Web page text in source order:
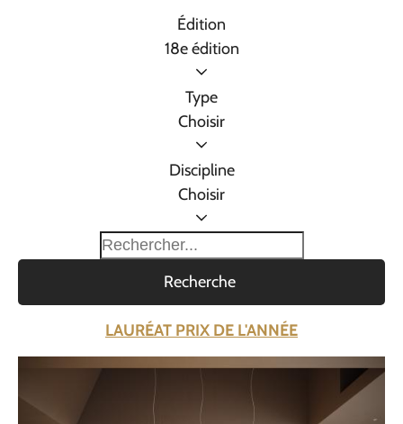
Édition
18e édition
Type
Choisir
Discipline
Choisir
Recherche
LAURÉAT PRIX DE L'ANNÉE